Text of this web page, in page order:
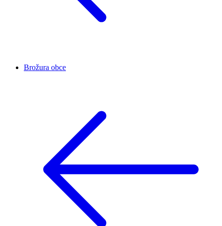
Brožura obce